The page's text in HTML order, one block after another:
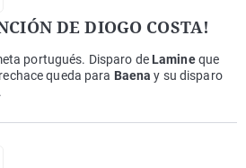
DE DIOGO COSTA!
portugués. Disparo de Lamineque
queda para Baenay su disparo